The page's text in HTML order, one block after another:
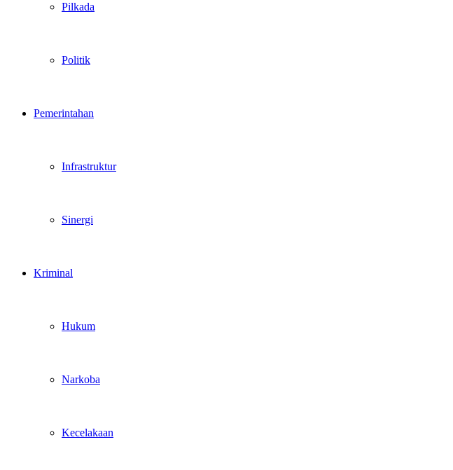
Pilkada
Politik
Pemerintahan
Infrastruktur
Sinergi
Kriminal
Hukum
Narkoba
Kecelakaan